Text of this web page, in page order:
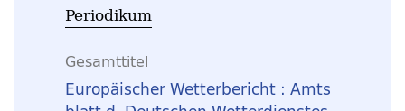
Periodikum
Gesamttitel
Europäischer Wetterbericht : Amts